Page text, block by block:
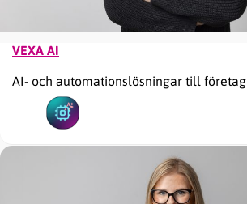
VEXA AI
AI- och automationslösningar till företag